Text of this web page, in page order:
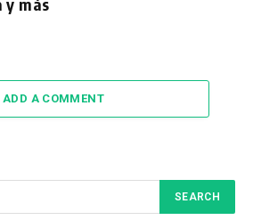
ADD A COMMENT